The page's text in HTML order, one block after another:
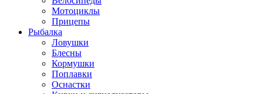
Мотоциклы
Прицепы
Рыбалка
Ловушки
Блесны
Кормушки
Поплавки
Оснастки